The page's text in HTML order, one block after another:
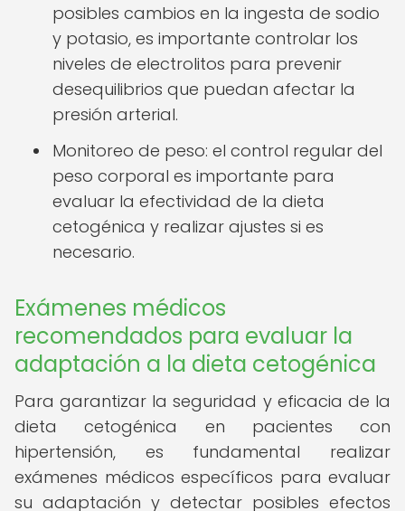
posibles cambios en la ingesta de sodio
y potasio, es importante controlar los
niveles de electrolitos para prevenir
desequilibrios que puedan afectar la
presión arterial.
Monitoreo de peso: el control regular del
peso corporal es importante para
evaluar la efectividad de la dieta
cetogénica y realizar ajustes si es
necesario.
Exámenes médicos
recomendados para evaluar la
adaptación a la dieta cetogénica
Para garantizar la seguridad y eficacia de la
dieta cetogénica en pacientes con
hipertensión, es fundamental realizar
exámenes médicos específicos para evaluar
su adaptación y detectar posibles efectos